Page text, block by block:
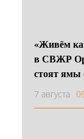
«Живём
в СВЖР
стоят ямы
7 августа